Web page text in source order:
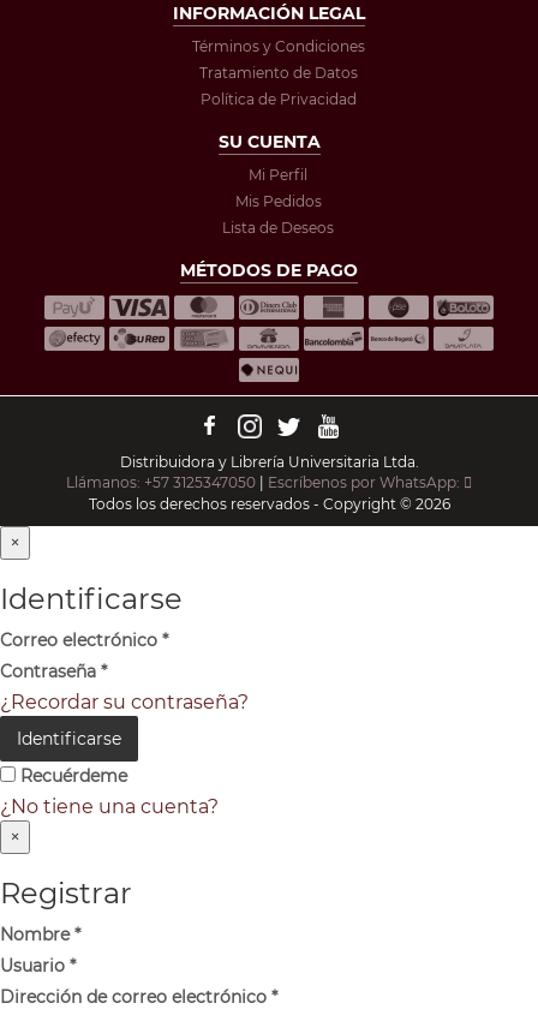
INFORMACIÓN LEGAL
Términos y Condiciones
Tratamiento de Datos
Política de Privacidad
SU CUENTA
Mi Perfil
Mis Pedidos
Lista de Deseos
MÉTODOS DE PAGO
Distribuidora y Librería Universitaria Ltda.
Llámanos: +57 3125347050 | Escríbenos por WhatsApp:
Todos los derechos reservados - Copyright © 2026
×
Identificarse
Correo electrónico *
Contraseña *
¿Recordar su contraseña?
Identificarse
Recuérdeme
¿No tiene una cuenta?
×
Registrar
Nombre*
Usuario *
Dirección de correo electrónico *